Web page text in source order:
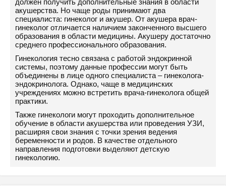
должен получить дополнительные знания в области
акушерства. Но чаще роды принимают два
специалиста: гинеколог и акушер. От акушера врач-
гинеколог отличается наличием законченного высшего
образования в области медицины. Акушеру достаточно
среднего профессионального образования.
Гинекология тесно связана с работой эндокринной
системы, поэтому данные профессии могут быть
объединены в лице одного специалиста – гинеколога-
эндокринолога. Однако, чаще в медицинских
учреждениях можно встретить врача-гинеколога общей
практики.
Также гинекологи могут проходить дополнительное
обучение в области акушерства или проведения УЗИ,
расширяя свои знания с точки зрения ведения
беременности и родов. В качестве отдельного
направления подготовки выделяют детскую
гинекологию.